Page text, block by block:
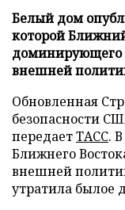
Белый дом
которой
доминирующего
внешней
Обновленная
безопасности
передаетТАСС.
Ближнего
внешней
утратила былое